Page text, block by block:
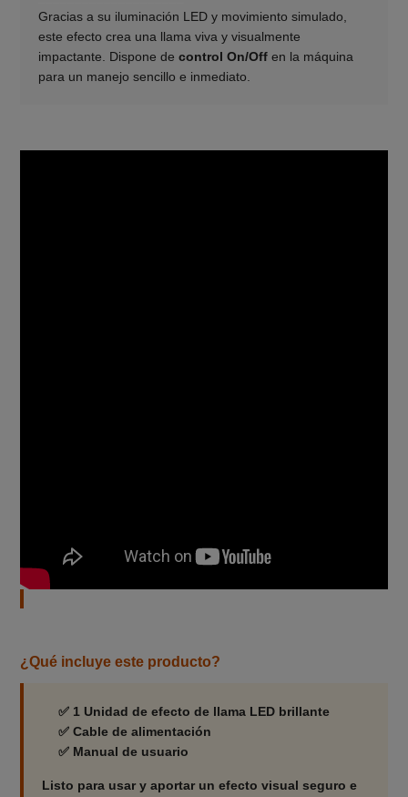
Gracias a su iluminación LED y movimiento simulado,
este efecto crea una llama viva y visualmente
impactante. Dispone de control On/Offen la máquina
para un manejo sencillo e inmediato.
- Funcionamiento: Seguro, sin fuego real ni emisión
¿Qué incluye este producto?
✅ 1 Unidad de efecto de llama LED brillante
✅ Cable de alimentación
✅ Manual de usuario
Listo para usar y aportar un efecto visual seguro e